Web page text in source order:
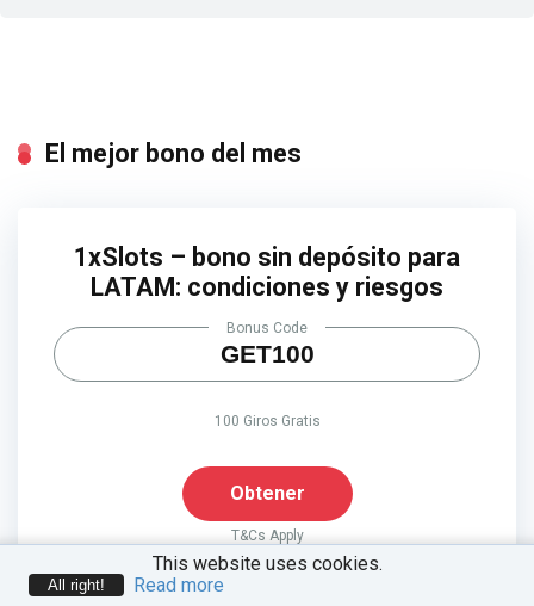
El mejor bono del mes
1xSlots – bono sin depósito para
LATAM: condiciones y riesgos
GET100
Bonus Code
100 Giros Gratis
Obtener
T&Cs Apply
This website uses cookies.
All right! Read more